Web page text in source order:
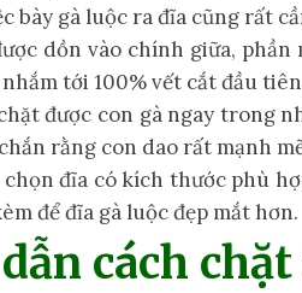
bày gà luộc ra đĩa cũng rất
dồn vào chính giữa,
tới 100% vết cắt đầu
được con gà ngay trong
rằng con dao rất mạnh
chọn đĩa có kích thước phù
để đĩa gà luộc đẹp mắt hơn.
cách